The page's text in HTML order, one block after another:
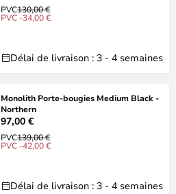
PVC130,00 €
PVC -34,00 €
Délai de livraison : 3 - 4 semaines
Monolith Porte-bougies Medium Black -
Northern
97,00 €
PVC139,00 €
PVC -42,00 €
Délai de livraison : 3 - 4 semaines